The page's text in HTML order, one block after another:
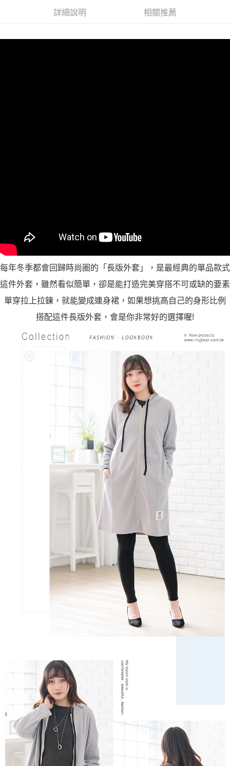
詳細說明 相關推薦
每年冬季都會回歸時尚圈的「長版外套」，是最經典的單品款式
這件外套，雖然看似簡單，卻是能打造完美穿搭不可或缺的要素
單穿拉上拉鍊，就能變成連身裙，如果想挑高自己的身形比例
搭配這件長版外套，會是你非常好的選擇喔!